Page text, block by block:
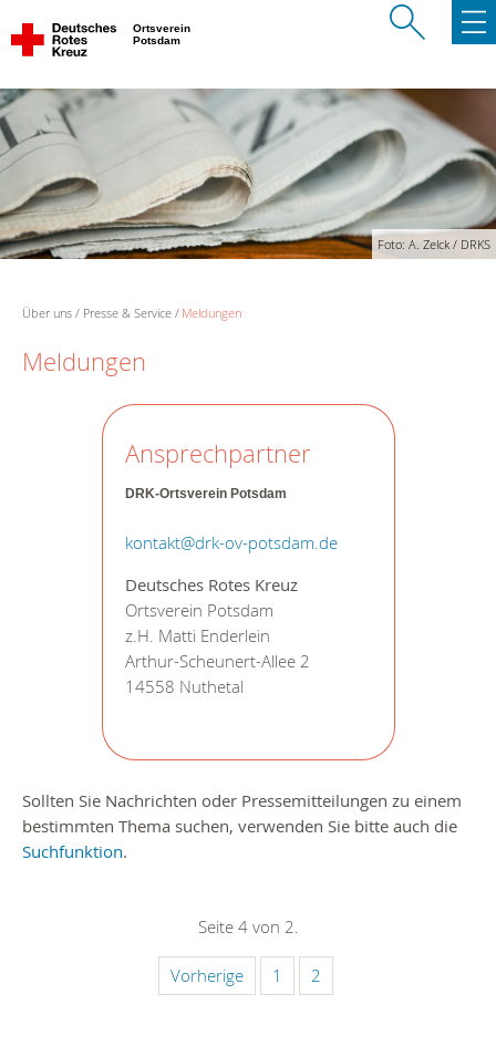
Ortsverein
Potsdam
Foto: A. Zelck / DRKS
Über uns Presse & Service Meldungen
Meldungen
Ansprechpartner
DRK-Ortsverein Potsdam
kontakt@drk-ov-potsdam.de
Deutsches Rotes Kreuz
Ortsverein Potsdam
z.H. Matti Enderlein
Arthur-Scheunert-Allee 2
14558 Nuthetal
Sollten Sie Nachrichten oder Pressemitteilungen zu einem
bestimmten Thema suchen, verwenden Sie bitte auch die
Suchfunktion.
Seite 4 von 2.
Vorherige 1 2